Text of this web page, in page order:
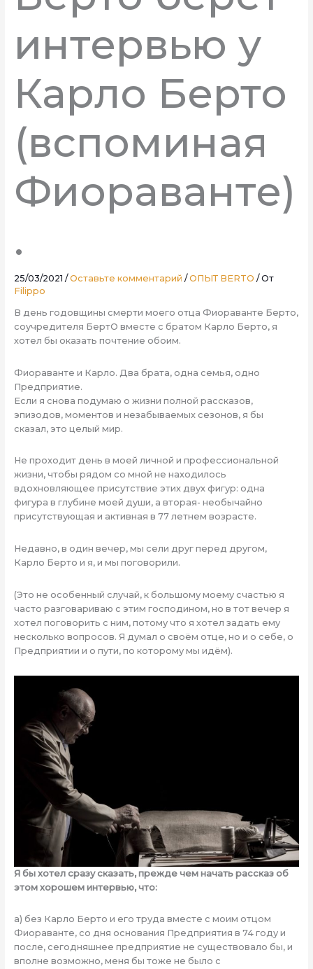
интервью у
Карло Берто
(вспоминая
Фиораванте)
.
25/03/2021 /Оставьте комментарий /ОПЫТ BERTO / От
Filippo
В день годовщины смерти моего отца Фиораванте Берто,
соучредителя БертО вместе с братом Карло Берто, я
хотел бы оказать почтение обоим.
Фиораванте и Карло. Два брата, одна семья, одно
Предприятие.
Если я снова подумаю о жизни полной рассказов,
эпизодов, моментов и незабываемых сезонов, я бы
сказал, это целый мир.
Не проходит день в моей личной и профессиональной
жизни, чтобы рядом со мной не находилось
вдохновляющее присутствие этих двух фигур: одна
фигура в глубине моей души, а вторая- необычайно
присутствующая и активная в 77 летнем возрасте.
Недавно, в один вечер, мы сели друг перед другом,
Карло Берто и я, и мы поговорили.
(Это не особенный случай, к большому моему счастью я
часто разговариваю с этим господином, но в тот вечер я
хотел поговорить с ним, потому что я хотел задать ему
несколько вопросов. Я думал о своём отце, но и о себе, о
Предприятии и о пути, по которому мы идём).
Я бы хотел сразу сказать, прежде чем начать рассказ об
этом хорошем интервью, что:
a) без Карло Берто и его труда вместе с моим отцом
Фиораванте, со дня основания Предприятия в 74 году и
после, сегодняшнее предприятие не существовало бы, и
вполне возможно, меня бы тоже не было с